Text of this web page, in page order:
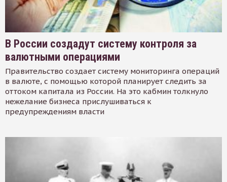
В России создадут систему контроля за
валютными операциями
Правительство создает систему мониторинга операций
в валюте, с помощью которой планирует следить за
оттоком капитала из России. На это кабмин толкнуло
нежелание бизнеса прислушиваться к
предупреждениям власти